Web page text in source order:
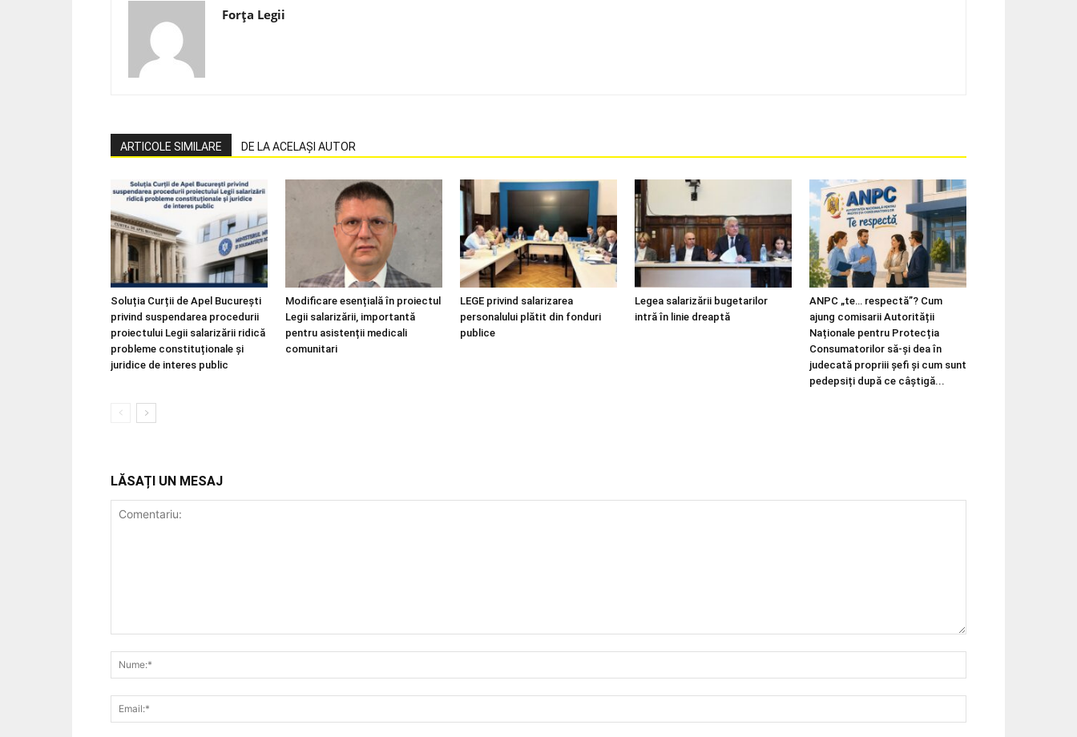
Forța Legii
ARTICOLE SIMILARE DE LA ACELAȘI AUTOR
Soluția Curții de Apel București
privind suspendarea procedurii
proiectului Legii salarizării ridică
probleme constituționale și
juridice de interes public
Modificare esențială în proiectul
Legii salarizării, importantă
pentru asistenții medicali
comunitari
LEGE privind salarizarea
personalului plătit din fonduri
publice
Legea salarizării bugetarilor
intră în linie dreaptă
ANPC „te… respectă”? Cum
ajung comisarii Autorității
Naționale pentru Protecția
Consumatorilor să-și dea în
judecată propriii șefi și cum sunt
pedepsiți după ce câștigă...
LĂSAȚI UN MESAJ